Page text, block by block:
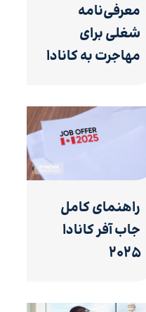
معرفی‌‌نامه
شغلی برای
مهاجرت به کانادا
راهنمای کامل
جاب آفر کانادا
۲۰۲۵